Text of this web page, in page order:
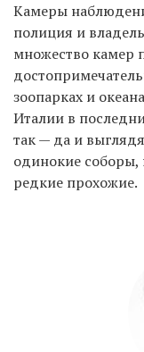
Камеры
полиция и
множество камер
зоопарках и
Италии в
так — да и
одинокие
редкие прохожие.